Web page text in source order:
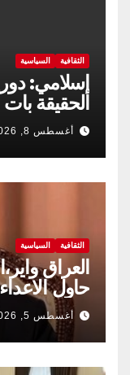
الثقافية السياسية
إسلامي:
الحقيقة
مضى
أغسطس 8, 2026
الثقافية السياسية
العراق
حاول الاعداء
أغسطس 5, 2026